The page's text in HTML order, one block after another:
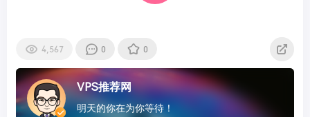
4,567 0 0
VPS推荐网
明天的你在为你等待！